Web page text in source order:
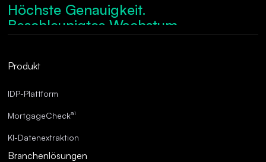
Höchste Genauigkeit.
Beschleunigtes Wachstum.
Robuste Compliance.
Überragende Genauigkeit.
Produkt
IDP-Plattform
MortgageCheckai
KI-Datenextraktion
Branchenlösungen